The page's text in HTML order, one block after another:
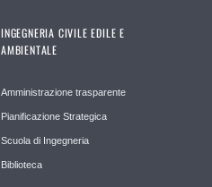
INGEGNERIA CIVILE EDILE E
AMBIENTALE
Amministrazione trasparente
Pianificazione Strategica
Scuola di Ingegneria
Biblioteca